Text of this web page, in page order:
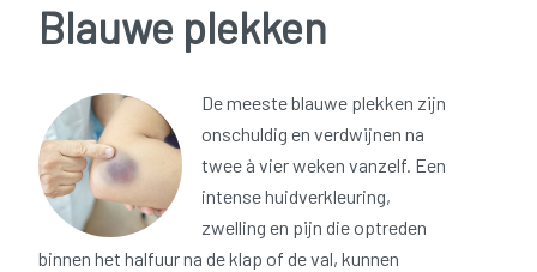
Blauwe plekken
De meeste blauwe plekken zijn
onschuldig en verdwijnen na
twee à vier weken vanzelf. Een
intense huidverkleuring,
zwelling en pijn die optreden
binnen het halfuur na de klap of de val, kunnen